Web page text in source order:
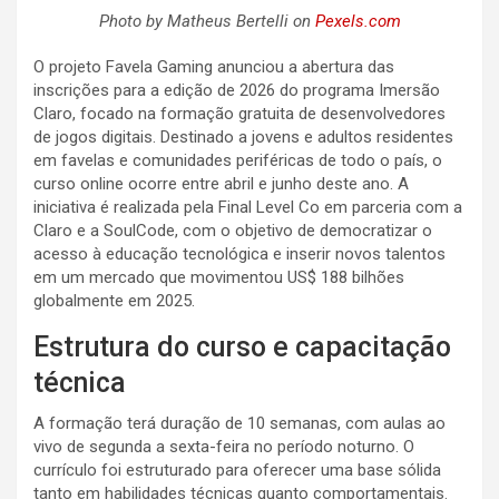
Photo by Matheus Bertelli on Pexels.com
O projeto Favela Gaming anunciou a abertura das
inscrições para a edição de 2026 do programa Imersão
Claro, focado na formação gratuita de desenvolvedores
de jogos digitais. Destinado a jovens e adultos residentes
em favelas e comunidades periféricas de todo o país, o
curso online ocorre entre abril e junho deste ano. A
iniciativa é realizada pela Final Level Co em parceria com a
Claro e a SoulCode, com o objetivo de democratizar o
acesso à educação tecnológica e inserir novos talentos
em um mercado que movimentou US$ 188 bilhões
globalmente em 2025.
Estrutura do curso e capacitação
técnica
A formação terá duração de 10 semanas, com aulas ao
vivo de segunda a sexta-feira no período noturno. O
currículo foi estruturado para oferecer uma base sólida
tanto em habilidades técnicas quanto comportamentais.